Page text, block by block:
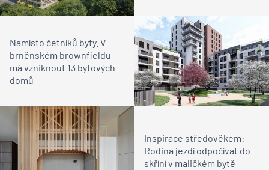
Namísto četníků byty. V
brněnském brownfieldu
má vzniknout 13 bytových
domů
Inspirace středověkem:
Rodina jezdí odpočívat do
skříní v maličkém bytě